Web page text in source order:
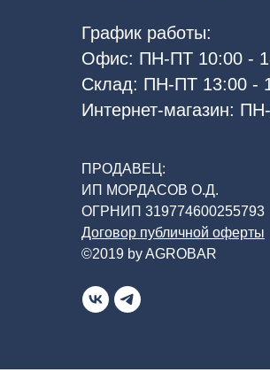
График работы:
Офис: ПН-ПТ 10:00 -
Склад: ПН-ПТ 13:00 -
Интернет-магазин:
ПРОДАВЕЦ:
ИП МОРДАСОВ О.Д.
ОГРНИП 319774600255793
Договор публичной оферты
©2019 by AGROBAR